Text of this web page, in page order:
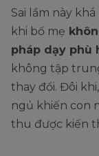
Sai lầm này
khi bố mẹ
pháp dạy phù
không tập
thay đổi. Đôi
ngủ khiến con
thu được kiến